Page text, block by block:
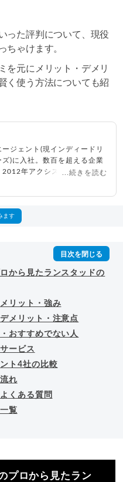
った評判について、現役
ちゃけます。
を元にメリット・デメリ
く使う方法についても紹
ジェント(現インディードリ
ズ)に入社。数百を超える企業
2012年アクシス(株)設立、代
ント
...続きを読む
ます
から見たランスタッドの
リット・強み
メリット・注意点
おすすめでない人
ービス
ト4社の比較
れ
くある質問
覧
プロから見たラン